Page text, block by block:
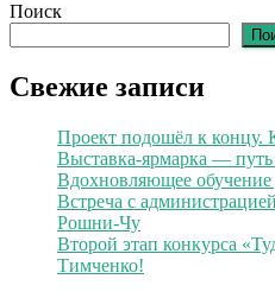
Поиск
Свежие записи
Проект подошёл к концу.
Выставка-ярмарка — путь
Вдохновляющее
Встреча с
Рошни-Чу
Второй этап конкурса
Тимченко!